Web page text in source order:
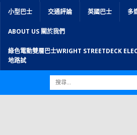
小型巴士 交通評論 英國巴士 多
ABOUT US 關於我們
綠色電動雙層巴士WRIGHT STREETDECK
地路試